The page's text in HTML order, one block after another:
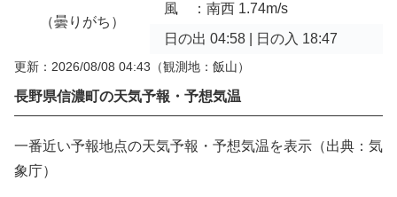
（曇りがち）
風 ：南西 1.74m/s
日の出 04:58 | 日の入 18:47
更新：2026/08/08 04:43 （観測地：飯山）
長野県信濃町の天気予報・予想気温
一番近い予報地点の天気予報・予想気温を表示（出典：気
象庁）